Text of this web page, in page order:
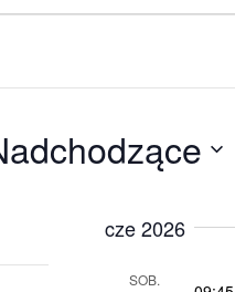
cze 2026
SOB.